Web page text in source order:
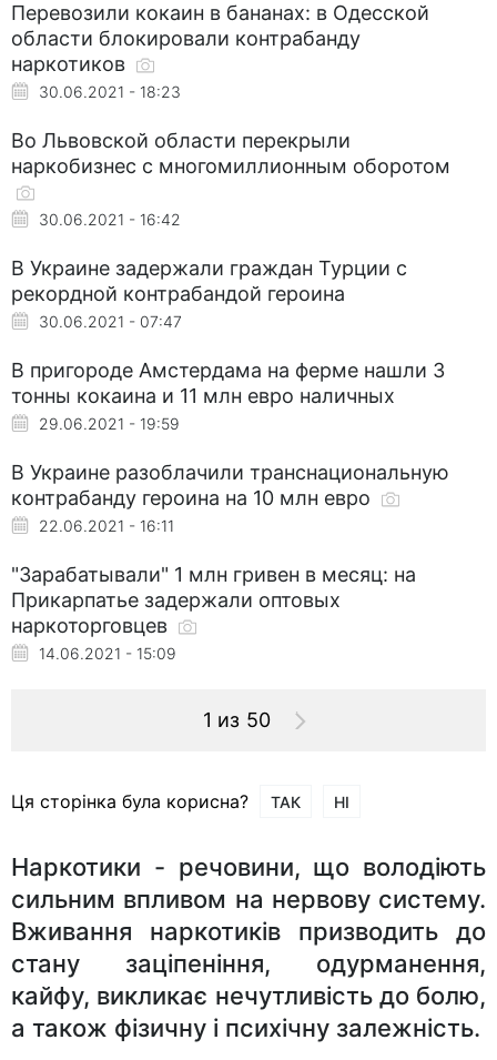
Перевозили кокаин в бананах: в Одесской
области блокировали контрабанду
наркотиков
30.06.2021 - 18:23
Во Львовской области перекрыли
наркобизнес с многомиллионным оборотом
30.06.2021 - 16:42
В Украине задержали граждан Турции с
рекордной контрабандой героина
30.06.2021 - 07:47
В пригороде Амстердама на ферме нашли 3
тонны кокаина и 11 млн евро наличных
29.06.2021 - 19:59
В Украине разоблачили транснациональную
контрабанду героина на 10 млн евро
22.06.2021 - 16:11
"Зарабатывали" 1 млн гривен в месяц: на
Прикарпатье задержали оптовых
наркоторговцев
14.06.2021 - 15:09
1 из 50
Ця сторінка була корисна? ТАК НІ
Наркотики - речовини, що володіють
сильним впливом на нервову систему.
Вживання наркотиків призводить до
стану заціпеніння, одурманення,
кайфу, викликає нечутливість до болю,
а також фізичну і психічну залежність.